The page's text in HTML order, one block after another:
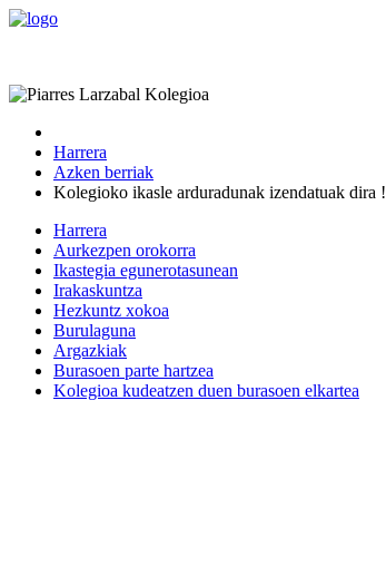
Harrera
Azken berriak
Kolegioko ikasle arduradunak izendatuak dira !
Harrera
Aurkezpen orokorra
Ikastegia egunerotasunean
Irakaskuntza
Hezkuntz xokoa
Burulaguna
Argazkiak
Burasoen parte hartzea
Kolegioa kudeatzen duen burasoen elkartea